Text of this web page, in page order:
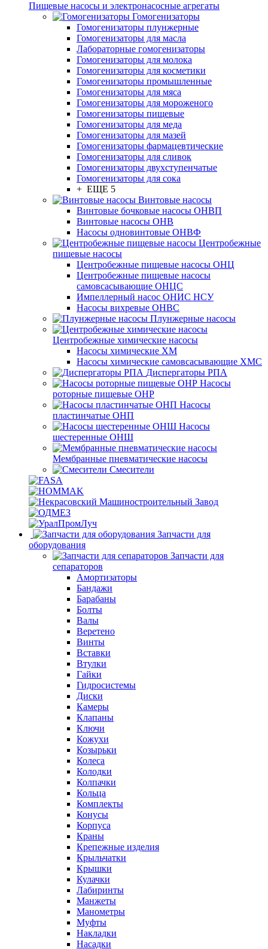
Пищевые насосы и электронасосные агрегаты
Гомогенизаторы
Гомогенизаторы плунжерные
Гомогенизаторы для масла
Лабораторные гомогенизаторы
Гомогенизаторы для молока
Гомогенизаторы для косметики
Гомогенизаторы промышленные
Гомогенизаторы для мяса
Гомогенизаторы для мороженого
Гомогенизаторы пищевые
Гомогенизаторы для меда
Гомогенизаторы для мазей
Гомогенизаторы фармацевтические
Гомогенизаторы для сливок
Гомогенизаторы двухступенчатые
Гомогенизаторы для сока
+ ЕЩЕ 5
Винтовые насосы
Винтовые бочковые насосы ОНВП
Винтовые насосы ОНВ
Насосы одновинтовые ОНВФ
Центробежные
пищевые насосы
Центробежные пищевые насосы ОНЦ
Центробежные пищевые насосы
самовсасывающие ОНЦС
Импеллерный насос ОНИС НСУ
Насосы вихревые ОНВС
Плунжерные насосы
Центробежные химические насосы
Насосы химические ХМ
Насосы химические самовсасывающие ХМС
Диспергаторы РПА
Насосы
роторные пищевые ОНР
Насосы
пластинчатые ОНП
Насосы
шестеренные ОНШ
Мембранные пневматические насосы
Смесители
Запчасти для
оборудования
Запчасти для
сепараторов
Амортизаторы
Бандажи
Барабаны
Болты
Валы
Веретено
Винты
Вставки
Втулки
Гайки
Гидросистемы
Диски
Камеры
Клапаны
Ключи
Кожухи
Козырьки
Колеса
Колодки
Колпачки
Кольца
Комплекты
Конусы
Корпуса
Краны
Крепежные изделия
Крыльчатки
Крышки
Кулачки
Лабиринты
Манжеты
Манометры
Муфты
Накладки
Насадки